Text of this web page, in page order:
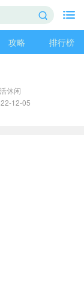
攻略 排行榜
休闲
12-05